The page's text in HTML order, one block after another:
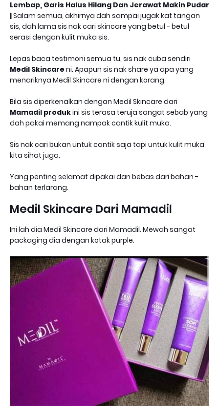
Lembap, Garis Halus Hilang Dan Jerawat Makin Pudar
|Salam semua, akhirnya dah sampai jugak kat tangan
sis, dah lama sis nak cari skincare yang betul - betul
serasi dengan kulit muka sis.
Lepas baca testimoni semua tu, sis nak cuba sendiri
Medil Skincare ni. Apapun sis nak share ya apa yang
menariknya Medil Skincare ni dengan korang.
Bila sis diperkenalkan dengan Medil Skincare dari
Mamadil produkini sis terasa teruja sangat sebab yang
dah pakai memang nampak cantik kulit muka.
Sis nak cari bukan untuk cantik saja tapi untuk kulit muka
kita sihat juga.
Yang penting selamat dipakai dan bebas dari bahan -
bahan terlarang.
Medil Skincare Dari Mamadil
Ini lah dia Medil Skincare dari Mamadil. Mewah sangat
packaging dia dengan kotak purple.